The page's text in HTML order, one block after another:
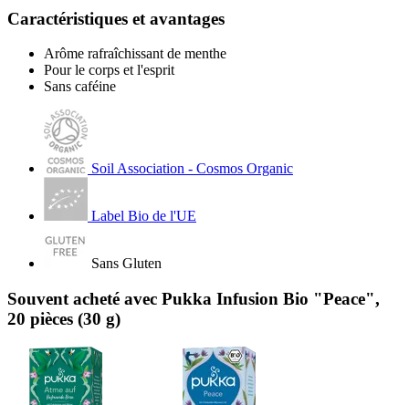
Caractéristiques et avantages
Arôme rafraîchissant de menthe
Pour le corps et l'esprit
Sans caféine
Soil Association - Cosmos Organic
Label Bio de l'UE
Sans Gluten
Souvent acheté avec Pukka Infusion Bio "Peace",
20 pièces (30 g)